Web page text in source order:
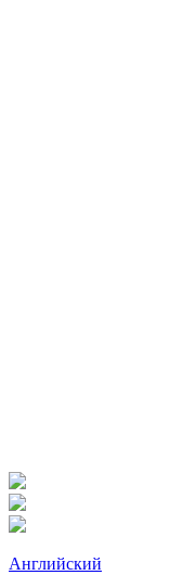
Английский